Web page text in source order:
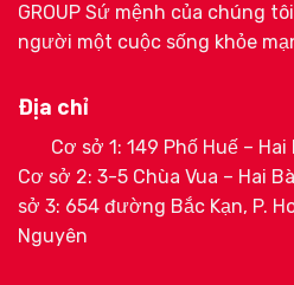
GROUP Sứ mệnh của chúng
người một cuộc sống khỏe
Địa chỉ
Cơ sở 1: 149 Phố Huế –
Cơ sở 2: 3-5 Chùa Vua – Hai
sở 3: 654 đường Bắc Kạn, P.
Nguyên